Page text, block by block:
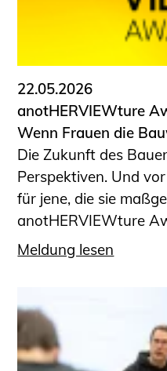
22.05.2026
anotHERVIEWture
Wenn Frauen die
Die Zukunft des
Perspektiven. Und
für jene, die sie
anotHERVIEWture
Meldung lesen